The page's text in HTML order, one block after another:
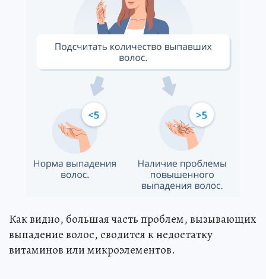
Как видно, большая часть проблем, вызывающих
выпадение волос, сводится к недостатку
витаминов или микроэлементов.